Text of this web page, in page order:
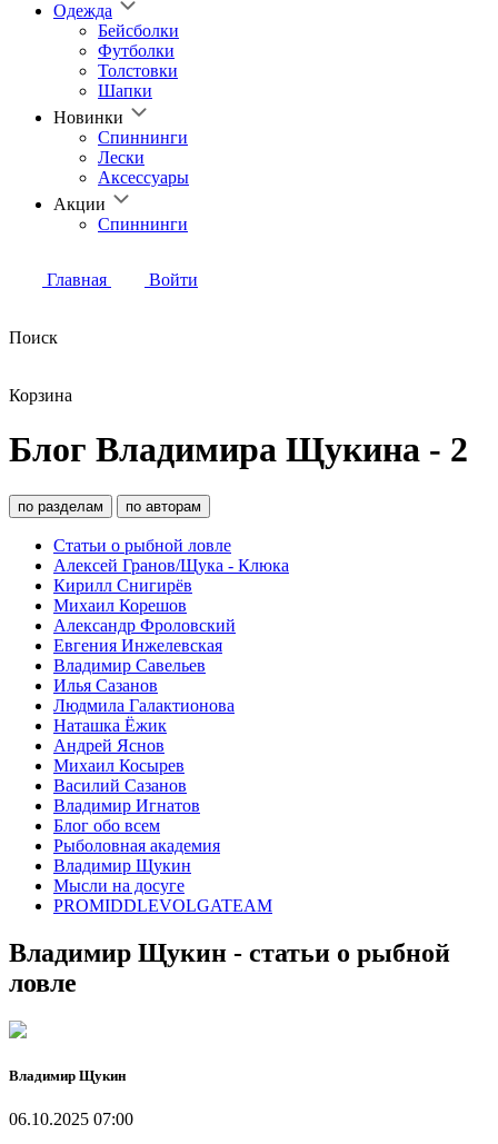
Одежда
Бейсболки
Футболки
Толстовки
Шапки
Новинки
Спиннинги
Лески
Аксессуары
Акции
Спиннинги
Главная Войти
Поиск
Корзина
Блог Владимира Щукина - 2
по разделам по авторам
Статьи о рыбной ловле
Алексей Гранов/Щука - Клюка
Кирилл Снигирёв
Михаил Корешов
Александр Фроловский
Евгения Инжелевская
Владимир Савельев
Илья Сазанов
Людмила Галактионова
Наташка Ёжик
Андрей Яснов
Михаил Косырев
Василий Сазанов
Владимир Игнатов
Блог обо всем
Рыболовная академия
Владимир Щукин
Мысли на досуге
PROMIDDLEVOLGATEAM
Владимир Щукин - статьи о рыбной
ловле
Владимир Щукин
06.10.2025 07:00